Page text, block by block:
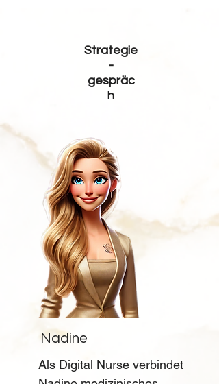
Strategie
-
gespräc
h
Nadine
Als Digital Nurse verbindet